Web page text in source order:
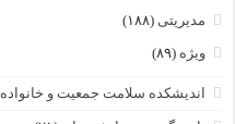
مدیریتی (۱۸۸)
ویژه (۸۹)
اندیشکده سلامت جمعیت و خانواده